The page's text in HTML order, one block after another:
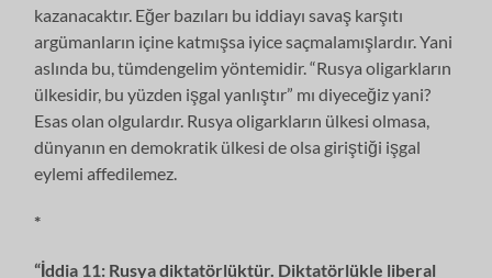
kazanacaktır. Eğer bazıları bu iddiayı savaş karşıtı
argümanların içine katmışsa iyice saçmalamışlardır. Yani
aslında bu, tümdengelim yöntemidir. “Rusya oligarkların
ülkesidir, bu yüzden işgal yanlıştır” mı diyeceğiz yani?
Esas olan olgulardır. Rusya oligarkların ülkesi olmasa,
dünyanın en demokratik ülkesi de olsa giriştiği işgal
eylemi affedilemez.
*
“İddia 11: Rusya diktatörlüktür. Diktatörlükle liberal